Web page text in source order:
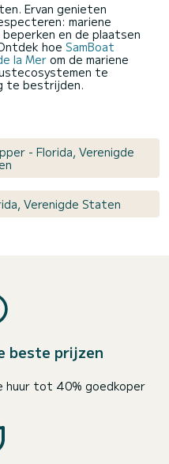
Ervan genieten
mariene
en de plaatsen
hoe SamBoat
la Mer om de mariene
te
te bestrijden.
- Florida, Verenigde
Verenigde Staten
beste prijzen
huur tot 40% goedkoper